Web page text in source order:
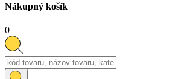
Nákupný košík
0